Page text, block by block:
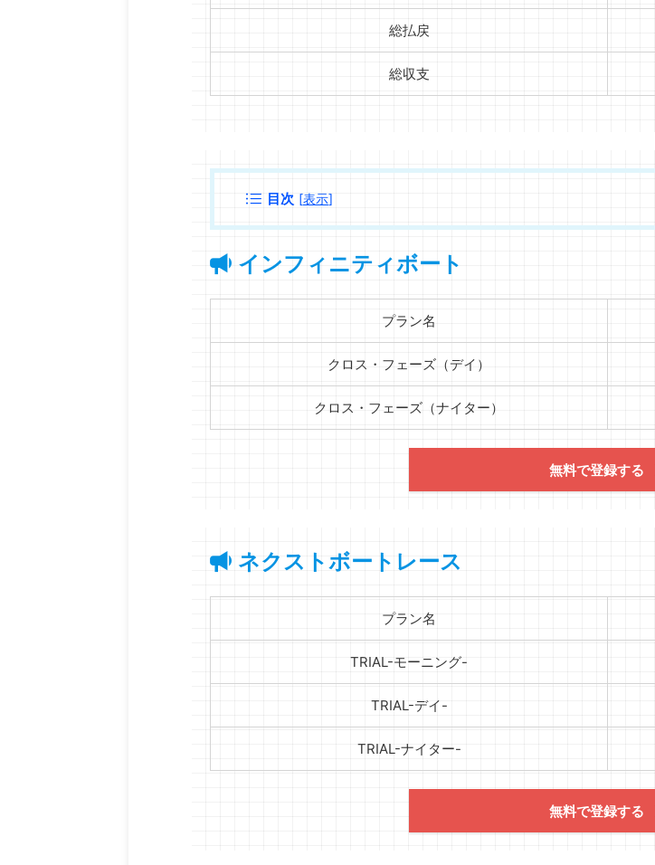
総払戻
総収支
目次 [表示]
インフィニティボート
プラン名
クロス・フェーズ（デイ）
クロス・フェーズ（ナイター）
無料で登録する
ネクストボートレース
プラン名
TRIAL-モーニング-
TRIAL-デイ-
TRIAL-ナイター-
無料で登録する